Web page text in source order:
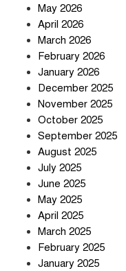
May 2026
April 2026
March 2026
February 2026
January 2026
December 2025
November 2025
October 2025
September 2025
August 2025
July 2025
June 2025
May 2025
April 2025
March 2025
February 2025
January 2025